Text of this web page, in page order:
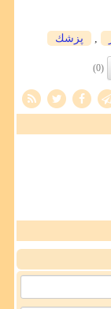
پزشك
(0)